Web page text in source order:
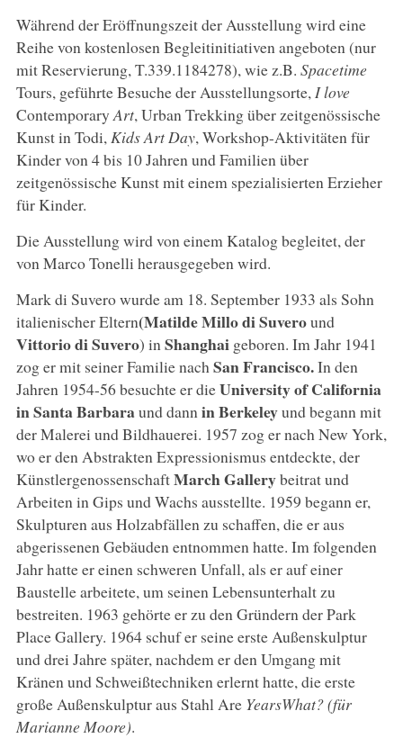
Während der Eröffnungszeit der Ausstellung wird eine
Reihe von kostenlosen Begleitinitiativen angeboten (nur
mit Reservierung, T.339.1184278), wie z.B. Spacetime
Tours, geführte Besuche der Ausstellungsorte, I love
Contemporary Art, Urban Trekking über zeitgenössische
Kunst in Todi, Kids Art Day, Workshop-Aktivitäten für
Kinder von 4 bis 10 Jahren und Familien über
zeitgenössische Kunst mit einem spezialisierten Erzieher
für Kinder.
Die Ausstellung wird von einem Katalog begleitet, der
von Marco Tonelli herausgegeben wird.
Mark di Suvero wurde am 18. September 1933 als Sohn
italienischer Eltern(Matilde Millo diSuveround
Vittorio di Suvero) in Shanghai geboren. Im Jahr 1941
zog er mit seiner Familie nach San Francisco.In den
Jahren 1954-56 besuchte er dieUniversity of California
in Santa Barbaraund dann inBerkeleyund begann mit
der Malerei und Bildhauerei. 1957 zog er nach New York,
wo er den Abstrakten Expressionismus entdeckte, der
KünstlergenossenschaftMarch Gallerybeitrat und
Arbeiten in Gips und Wachs ausstellte. 1959 begann er,
Skulpturen aus Holzabfällen zu schaffen, die er aus
abgerissenen Gebäuden entnommen hatte. Im folgenden
Jahr hatte er einen schweren Unfall, als er auf einer
Baustelle arbeitete, um seinen Lebensunterhalt zu
bestreiten. 1963 gehörte er zu den Gründern der Park
Place Gallery. 1964 schuf er seine erste Außenskulptur
und drei Jahre später, nachdem er den Umgang mit
Kränen und Schweißtechniken erlernt hatte, die erste
große Außenskulptur aus Stahl Are YearsWhat? (für
Marianne Moore).